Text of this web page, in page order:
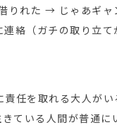
りれた → じゃあギ
絡（ガチの取り立て
任を取れる大人が
ている人間が普通